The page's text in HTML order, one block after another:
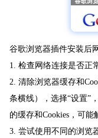
谷歌浏览器插件安装后
1. 检查网络连接是否正
2. 清除浏览器缓存和
条横线），选择“设置”
的缓存和Cookies，可能
3. 尝试使用不同的浏览